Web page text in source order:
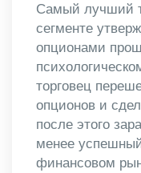
Самый лучший
сегменте
опционами
торговец
опционов и
после этого
менее
финансовом